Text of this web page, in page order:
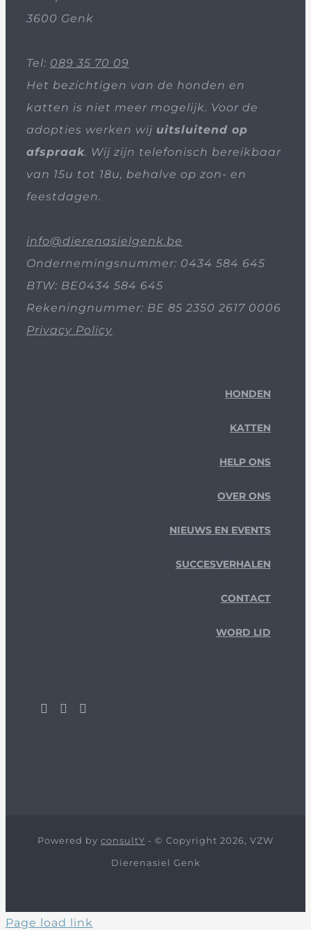
3600 Genk
Tel: 089 35 70 09
Het bezichtigen van de honden en
katten is niet meer mogelijk. Voor de
adopties werken wij uitsluitend op
afspraak. Wij zijn telefonisch bereikbaar
van 15u tot 18u, behalve op zon- en
feestdagen.
info@dierenasielgenk.be
Ondernemingsnummer: 0434 584 645
BTW: BE0434 584 645
Rekeningnummer: BE 85 2350 2617 0006
Privacy Policy
HONDEN
KATTEN
HELP ONS
OVER ONS
NIEUWS EN EVENTS
SUCCESVERHALEN
CONTACT
WORD LID
Powered by consultY - © Copyright 2026, VZW
Dierenasiel Genk
Page load link